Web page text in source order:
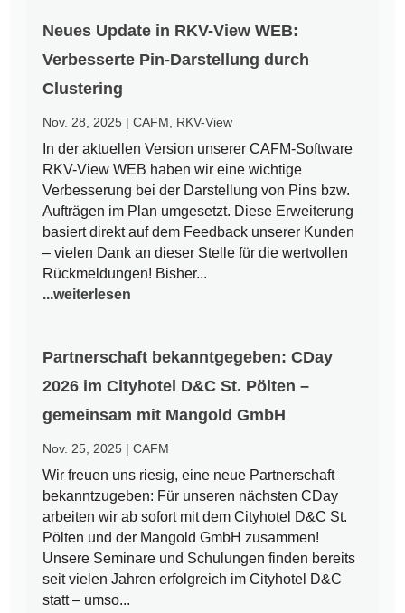
Neues Update in RKV-View WEB:
Verbesserte Pin-Darstellung durch
Clustering
Nov. 28, 2025 |CAFM RKV-View
In der aktuellen Version unserer CAFM-Software
RKV-View WEB haben wir eine wichtige
Verbesserung bei der Darstellung von Pins bzw.
Aufträgen im Plan umgesetzt. Diese Erweiterung
basiert direkt auf dem Feedback unserer Kunden
– vielen Dank an dieser Stelle für die wertvollen
Rückmeldungen! Bisher...
...weiterlesen
Partnerschaft bekanntgegeben: CDay
2026 im Cityhotel D&C St. Pölten –
gemeinsam mit Mangold GmbH
Nov. 25, 2025 |CAFM
Wir freuen uns riesig, eine neue Partnerschaft
bekanntzugeben: Für unseren nächsten CDay
arbeiten wir ab sofort mit dem Cityhotel D&C St.
Pölten und der Mangold GmbH zusammen!
Unsere Seminare und Schulungen finden bereits
seit vielen Jahren erfolgreich im Cityhotel D&C
statt – umso...